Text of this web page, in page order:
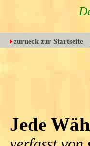
zurueck zur Startseite |
Jede